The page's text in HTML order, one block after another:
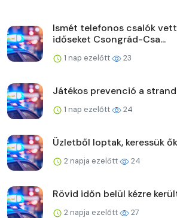
Ismét telefonos csalók
időseket Csongrád-Csa...
1 nap ezelőtt 23
Játékos prevenció a
1 nap ezelőtt 24
Üzletből loptak, keressük
2 napja ezelőtt 24
Rövid időn belül kézre
2 napja ezelőtt 27